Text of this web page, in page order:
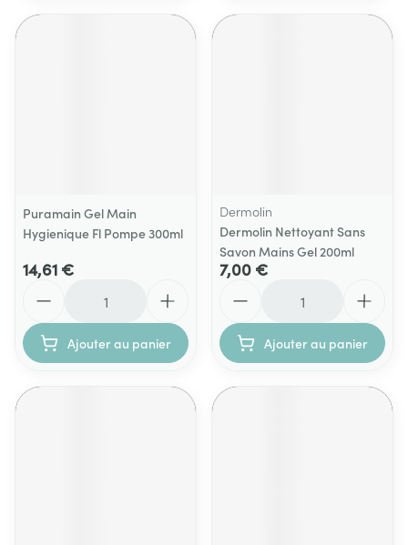
Puramain Gel Main
Hygienique Fl Pompe 300ml
14,61 €
Ajouter au panier
Dermolin
Dermolin Nettoyant Sans
Savon Mains Gel 200ml
7,00 €
Ajouter au panier